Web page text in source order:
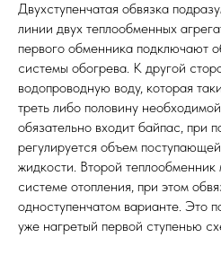
Двухступенчатая обвязка
линии двух теплообменных
первого обменника подключают
системы обогрева. К другой
водопроводную воду, которая
треть либо половину
обязательно входит байпас, при
регулируется объем
жидкости. Второй
системе отопления, при этом
одноступенчатом варианте. Это
уже нагретый первой ступенью